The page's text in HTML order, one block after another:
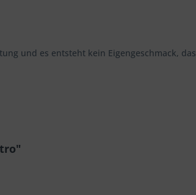
und es entsteht kein Eigengeschmack, das